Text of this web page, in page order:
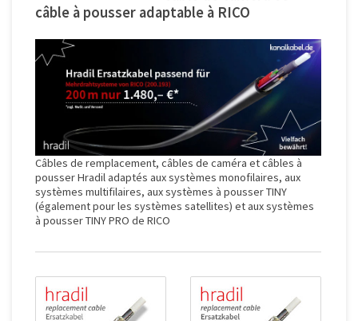
câble à pousser adaptable à RICO
Câbles de remplacement, câbles de caméra et câbles à
pousser Hradil adaptés aux systèmes monofilaires, aux
systèmes multifilaires, aux systèmes à pousser TINY
(également pour les systèmes satellites) et aux systèmes
à pousser TINY PRO de RICO